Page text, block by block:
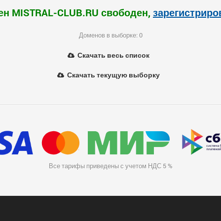
MISTRAL-CLUB.RU свободен,
Доменов в выборке: 0
Скачать весь список
Скачать текущую выборку
Все тарифы приведены с учетом НДС 5 %